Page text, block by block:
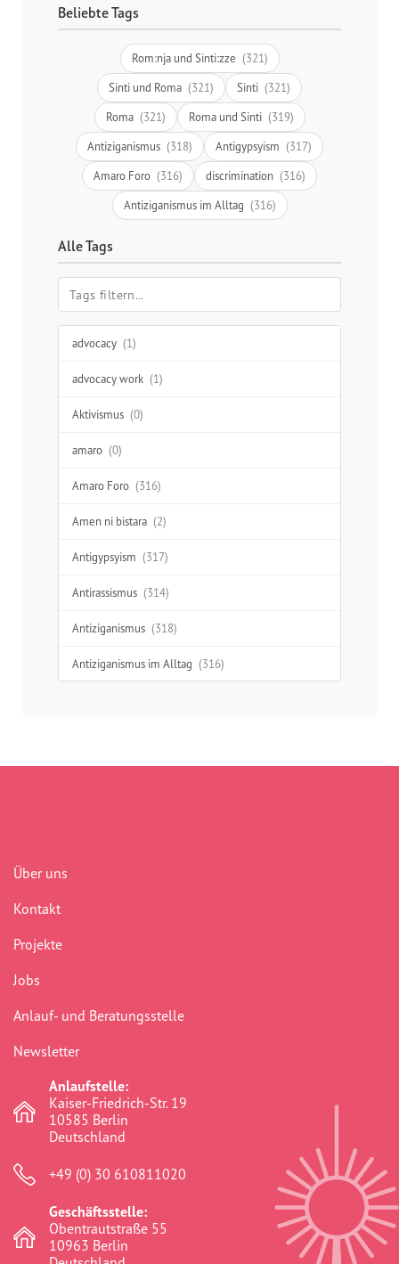
Beliebte Tags
Rom:nja und Sinti:zze (321)
Sinti und Roma (321) Sinti (321)
Roma (321) Roma und Sinti (319)
Antiziganismus (318) Antigypsyism (317)
Amaro Foro (316) discrimination (316)
Antiziganismus im Alltag (316)
Alle Tags
advocacy (1)
advocacy work (1)
Aktivismus (0)
amaro (0)
Amaro Foro (316)
Amen ni bistara (2)
Antigypsyism (317)
Antirassismus (314)
Antiziganismus (318)
Antiziganismus im Alltag (316)
Austausch (48)
Chancengerechtigkeit
commemoration
Community
crosshairs (0)
Diskriminierung (315)
Über uns
Kontakt
Projekte
Jobs
Anlauf- und Beratungsstelle
Newsletter
Anlaufstelle:
Kaiser-Friedrich-Str. 19
10585 Berlin
Deutschland
+49 (0) 30 610811020
Geschäftsstelle:
Obentrautstraße 55
10963 Berlin